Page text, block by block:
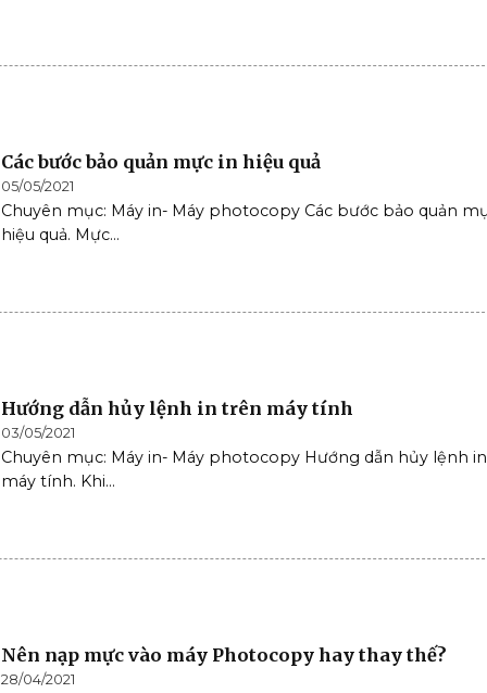
Các bước bảo quản mực in hiệu quả
05/05/2021
Chuyên mục: Máy in- Máy photocopy Các bước bảo quản
hiệu quả. Mực...
Hướng dẫn hủy lệnh in trên máy tính
03/05/2021
Chuyên mục: Máy in- Máy photocopy Hướng dẫn hủy lệnh
máy tính. Khi...
Nên nạp mực vào máy Photocopy hay thay thế?
28/04/2021